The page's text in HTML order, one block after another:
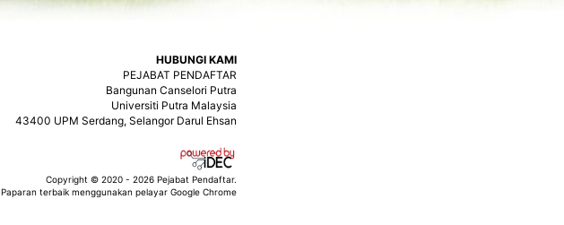
HUBUNGI KAMI
PEJABAT PENDAFTAR
Bangunan Canselori Putra
Universiti Putra Malaysia
43400 UPM Serdang, Selangor Darul Ehsan
Copyright © 2020 - 2026 Pejabat Pendaftar.
Paparan terbaik menggunakan pelayar Google Chrome